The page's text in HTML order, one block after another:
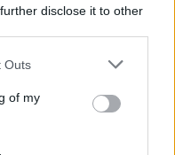
disclose it to other
Outs
of my